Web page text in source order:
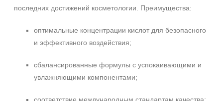
последних достижений косметологии. Преимущества:
оптимальные концентрации кислот для безопасного
и эффективного воздействия;
сбалансированные формулы с успокаивающими и
увлажняющими компонентами;